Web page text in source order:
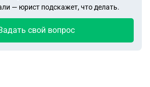
— юрист подскажет, что делать.
свой вопрос